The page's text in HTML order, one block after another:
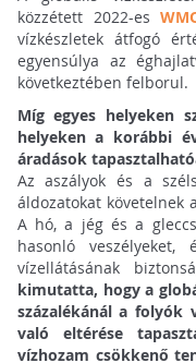
közzétett 2022-es
vízkészletek átfogó
egyensúlya az
következtében felborul.
Míg egyes helyeken
helyeken a korábbi
áradások
Az aszályok és a
áldozatokat követelnek
A hó, a jég és a
hasonló
vízellátásának
kimutatta, hogy a
százalékánál a folyók
való eltérése
vízhozam csökkenő